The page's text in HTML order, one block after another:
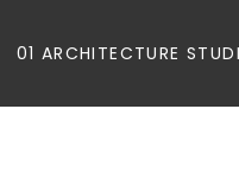
01 ARCHITECTURE